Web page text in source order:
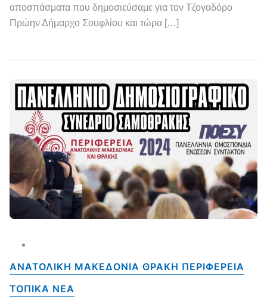
αποσπάσματα που δημοσιεύσαμε για τον Τζογαδόρο
Πρώην Δήμαρχο Σουφλίου και τώρα […]
ΑΝΑΤΟΛΙΚΗ ΜΑΚΕΔΟΝΙΑ ΘΡΑΚΗ ΠΕΡΙΦΕΡΕΙΑ
ΤΟΠΙΚΑ NEA